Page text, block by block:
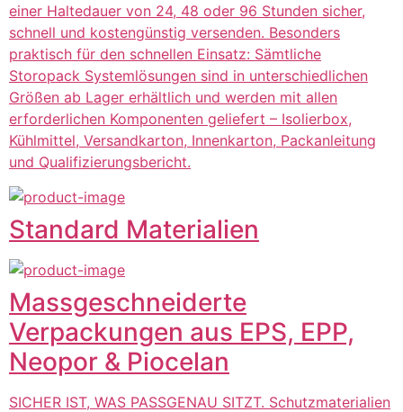
einer Haltedauer von 24, 48 oder 96 Stunden sicher,
schnell und kostengünstig versenden. Besonders
praktisch für den schnellen Einsatz: Sämtliche
Storopack Systemlösungen sind in unterschiedlichen
Größen ab Lager erhältlich und werden mit allen
erforderlichen Komponenten geliefert – Isolierbox,
Kühlmittel, Versandkarton, Innenkarton, Packanleitung
und Qualifizierungsbericht.
Standard Materialien
Massgeschneiderte
Verpackungen aus EPS, EPP,
Neopor & Piocelan
SICHER IST, WAS PASSGENAU SITZT. Schutzmaterialien